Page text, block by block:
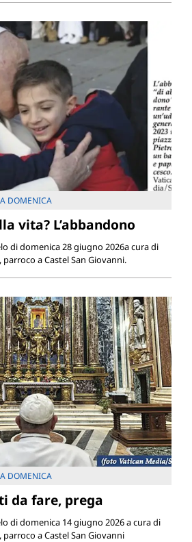
DOMENICA
vita? L’abbandono
di domenica 28 giugno 2026a cura di
a Castel San Giovanni.
DOMENICA
da fare, prega
di domenica 14 giugno 2026 a cura di
a Castel San Giovanni